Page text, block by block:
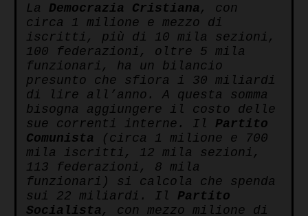
La Democrazia Cristiana , con
circa 1 milione e mezzo di
iscritti, più di 10 mila sezioni,
100 federazioni, oltre 5 mila
funzionari, ha un bilancio
presunto che sfiora i 30 miliardi
di lire all’anno. A questa somma
bisogna aggiungere il costo delle
sue correnti interne. Il Partito
Comunista (circa 1 milione e 700
mila iscritti, 12 mila sezioni,
113 federazioni, 8 mila
funzionari) si calcola che spenda
sui 22 miliardi. Il Partito
Socialista , con mezzo milione di